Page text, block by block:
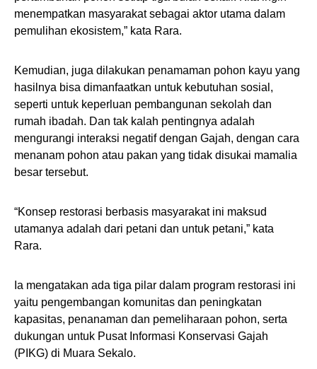
menempatkan masyarakat sebagai aktor utama dalam
pemulihan ekosistem,” kata Rara.
Kemudian, juga dilakukan penamaman pohon kayu yang
hasilnya bisa dimanfaatkan untuk kebutuhan sosial,
seperti untuk keperluan pembangunan sekolah dan
rumah ibadah. Dan tak kalah pentingnya adalah
mengurangi interaksi negatif dengan Gajah, dengan cara
menanam pohon atau pakan yang tidak disukai mamalia
besar tersebut.
“Konsep restorasi berbasis masyarakat ini maksud
utamanya adalah dari petani dan untuk petani,” kata
Rara.
Ia mengatakan ada tiga pilar dalam program restorasi ini
yaitu pengembangan komunitas dan peningkatan
kapasitas, penanaman dan pemeliharaan pohon, serta
dukungan untuk Pusat Informasi Konservasi Gajah
(PIKG) di Muara Sekalo.